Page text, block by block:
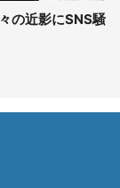
の近影にSNS騒